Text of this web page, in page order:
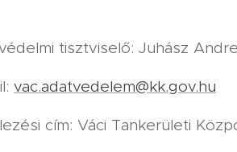
tisztviselő: Juhász
vac.adatvedelem@kk.gov.hu
cím: Váci Tankerületi